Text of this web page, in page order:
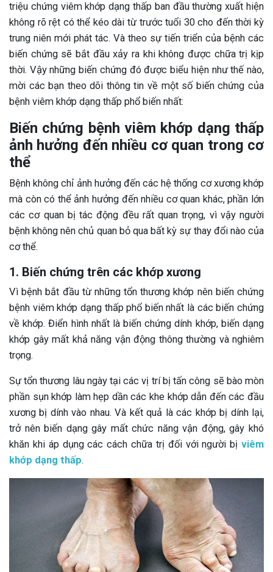
triệu chứng viêm khớp dạng thấp ban đầu thường xuất hiện
không rõ rệt có thể kéo dài từ trước tuổi 30 cho đến thời kỳ
trung niên mới phát tác. Và theo sự tiến triển của bệnh các
biến chứng sẽ bắt đầu xảy ra khi không được chữa trị kịp
thời. Vậy những biến chứng đó được biểu hiện như thế nào,
mời các bạn theo dõi thông tin về một số biến chứng của
bệnh viêm khớp dạng thấp phổ biến nhất:
Biến chứng bệnh viêm khớp dạng thấp
ảnh hưởng đến nhiều cơ quan trong cơ
thể
Bệnh không chỉ ảnh hưởng đến các hệ thống cơ xương khớp
mà còn có thể ảnh hưởng đến nhiều cơ quan khác, phần lớn
các cơ quan bị tác động đều rất quan trọng, vì vậy người
bệnh không nên chủ quan bỏ qua bất kỳ sự thay đổi nào của
cơ thể.
1. Biến chứng trên các khớp xương
Vì bệnh bắt đầu từ những tổn thương khớp nên biến chứng
bệnh viêm khớp dạng thấp phổ biến nhất là các biến chứng
về khớp. Điển hình nhất là biến chứng dính khớp, biến dạng
khớp gây mất khả năng vận động thông thường và nghiêm
trọng.
Sự tổn thương lâu ngày tại các vị trí bị tấn công sẽ bào mòn
phần sụn khớp làm hẹp dần các khe khớp dẫn đến các đầu
xương bị dính vào nhau. Và kết quả là các khớp bị dính lại,
trở nên biến dạng gây mất chức năng vận động, gây khó
khăn khi áp dụng các cách chữa trị đối với người bị viêm
khớp dạng thấp.